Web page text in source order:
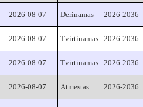
2026-08-07 Derinamas 2026-2036
2026-08-07 Tvirtinamas 2026-2036
2026-08-07 Tvirtinamas 2026-2036
2026-08-07 Atmestas 2026-2036